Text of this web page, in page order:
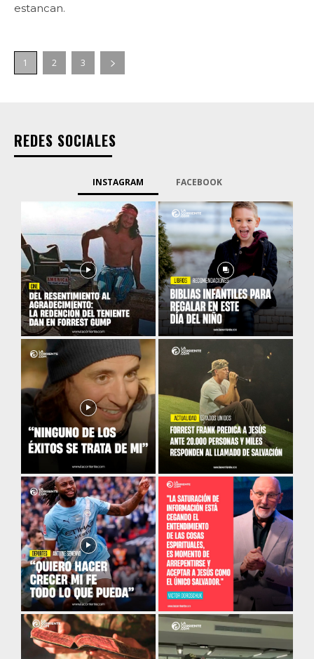
estancan.
1 2 3
REDES SOCIALES
INSTAGRAM FACEBOOK